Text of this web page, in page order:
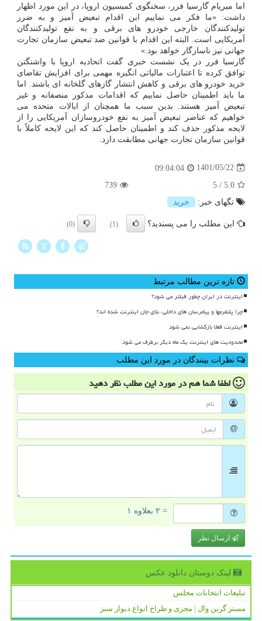
اما میریام گارسیا فرر، سخنگوی کمیسیون اروپا، در این مورد اظهار
داشت: «ما فکر می نماییم این اقدام تبعیض آمیز و به ضرر
تولیدکنندگان خارجی خودرو های برقی و به نفع تولیدکنندگان
آمریکایی است. البته این اقدام با قوانین ضد تبعیض سازمان تجارت
جهانی نیز ناسازگار خواهد بود.»
گارسیا فرر در یک نشست خبری گفت اتحادیه اروپا با واشنگتن
توافق کرده تا اعتبارات مالیاتی انگیزه مهمی برای افزایش تقاضای
خرید خودرو های برقی و کاهش انتشار گازهای گلخانه ای باشند. اما
ما باید اطمینان حاصل نماییم که اقدامات مذکور منصفانه و غیر
تبعیض آمیز هستند. بدین سبب ما همچنان از ایالات متحده می
خواهیم که عناصر تبعیض آمیز به نفع خودروسازان آمریکایی را از
لایحه مذکور حذف کند و اطمینان حاصل کند که این لایحه کاملاً با
قوانین سازمان تجارت جهانی مطابقت دارد.
1401/05/22
09:04:04
5.0
/
5
739
تگهای خبر:
خرید
این مطلب را می پسندید؟ (1)
(0)
X
تازه ترین مطالب مرتبط
اینترنت در ایران چطور فیلتر می شود؟
چرا پلتفرمها و پیامرسان های داخلی، بلای جان اینترنت شده اند؟
اینترنت فعلا بازگشایی نمی شود
محدودیت های اینترنت یک ماه دیگر برطرف می شود
نظرات بینندگان در مورد این مطلب
لطفا شما همدر مورد این مطلبنظر دهید
= ۲ بعلاوه ۱
ارسال نظر
لینک دوستان دانلود عكس
تبلیغات انتخابات مجلس
مستر گرین وال | مجری و طراح انواع دیوار سبز